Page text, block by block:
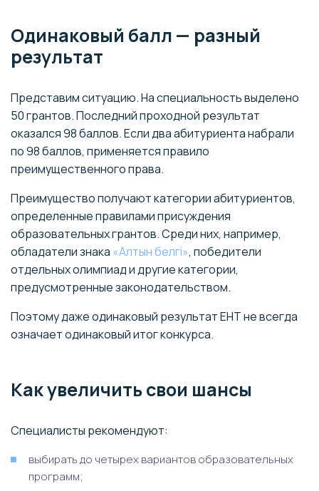
Одинаковый балл — разный
результат
Представим ситуацию. На специальность выделено
50 грантов. Последний проходной результат
оказался 98 баллов. Если два абитуриента набрали
по 98 баллов, применяется правило
преимущественного права.
Преимущество получают категории абитуриентов,
определенные правилами присуждения
образовательных грантов. Среди них, например,
обладатели знака «Алтын белгі», победители
отдельных олимпиад и другие категории,
предусмотренные законодательством.
Поэтому даже одинаковый результат ЕНТ не всегда
означает одинаковый итог конкурса.
Как увеличить свои шансы
Специалисты рекомендуют:
выбирать до четырех вариантов образовательных
программ;